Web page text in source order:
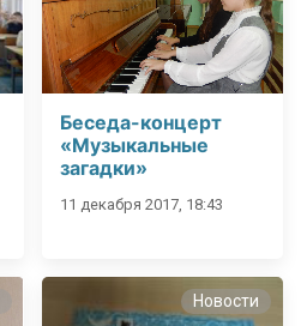
Беседа-концерт
«Музыкальные
загадки»
11 декабря 2017, 18:43
Новости